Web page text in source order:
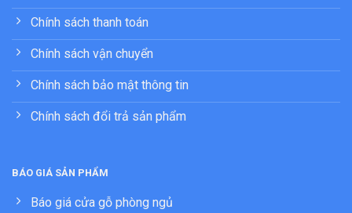
Chính sách thanh toán
Chính sách vận chuyển
Chính sách bảo mật thông tin
Chính sách đổi trả sản phẩm
BÁO GIÁ SẢN PHẨM
Báo giá cửa gỗ phòng ngủ